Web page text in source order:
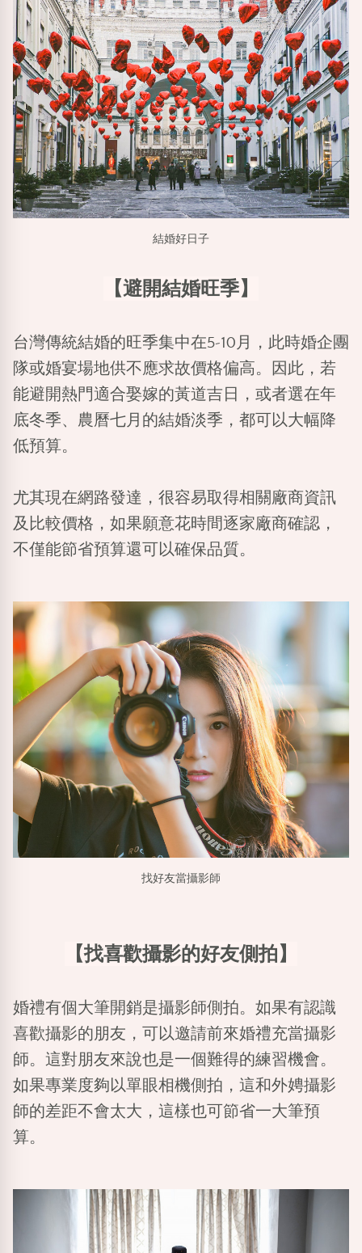
結婚好日子
【避開結婚旺季】
台灣傳統結婚的旺季集中在5-10月，此時婚企團
隊或婚宴場地供不應求故價格偏高。因此，若
能避開熱門適合娶嫁的黃道吉日，或者選在年
底冬季、農曆七月的結婚淡季，都可以大幅降
低預算。
尤其現在網路發達，很容易取得相關廠商資訊
及比較價格，如果願意花時間逐家廠商確認，
不僅能節省預算還可以確保品質。
找好友當攝影師
【找喜歡攝影的好友側拍】
婚禮有個大筆開銷是攝影師側拍。如果有認識
喜歡攝影的朋友，可以邀請前來婚禮充當攝影
師。這對朋友來說也是一個難得的練習機會。
如果專業度夠以單眼相機側拍，這和外娉攝影
師的差距不會太大，這樣也可節省一大筆預
算。